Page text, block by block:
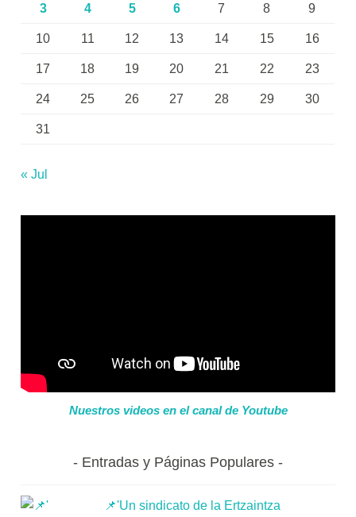
3 4 5 6 7 8 9
10 11 12 13 14 15 16
17 18 19 20 21 22 23
24 25 26 27 28 29 30
31
« Jul
Nuestros videos en el canal de Youtube
Entradas y Páginas Populares
📌'Un sindicato de la Ertzaintza